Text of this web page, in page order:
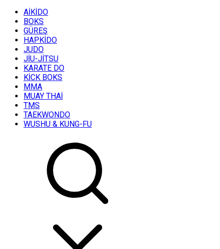
AİKİDO
BOKS
GÜREŞ
HAPKİDO
JUDO
JİU-JİTSU
KARATE DO
KİCK BOKS
MMA
MUAY THAİ
TMS
TAEKWONDO
WUSHU & KUNG-FU